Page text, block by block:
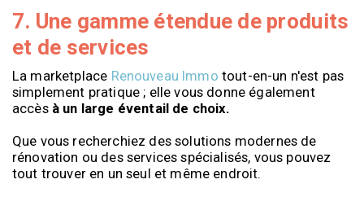
7. Une gamme étendue de produits
et de services
La marketplace Renouveau Immo tout-en-un n'est pas
simplement pratique ; elle vous donne également
accès à un large éventail de choix.
Que vous recherchiez des solutions modernes de
rénovation ou des services spécialisés, vous pouvez
tout trouver en un seul et même endroit.